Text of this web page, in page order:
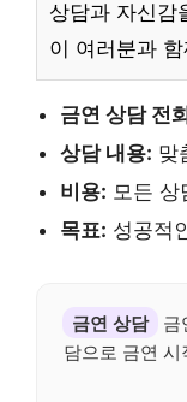
상담과 자신감
이 여러분과
금연 상담 전
상담 내용: 맞
비용: 모든 상
목표: 성공적
금연 상담
금
담으로 금연